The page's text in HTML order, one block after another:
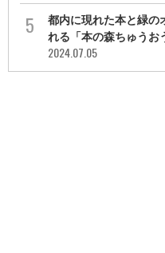
都内に現れた本と緑の
れる「本の森ちゅうお
2024.07.05